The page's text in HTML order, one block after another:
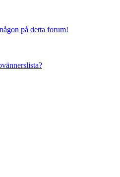
på detta forum!